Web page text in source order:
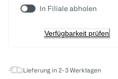
In Filiale abholen
Verfügbarkeit prüfen
Lieferung in 2-3 Werktagen